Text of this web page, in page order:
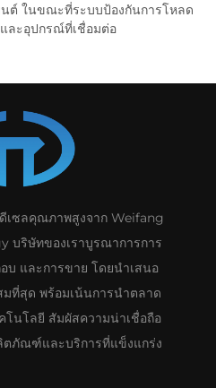
นต์ ในขณะที่ระบบป้องกันการโหลด
และอุปกรณ์ที่เชื่อมต่อ
เซลคุณภาพสูงจาก Weifang
บริษัทของเราบูรณาการการ
บ และการขาย โดยนำเสนอ
ที่สุด พร้อมเน้นการนำตลาด
โนโลยี สัมผัสความน่าเชื่อถือ
ตภัณฑ์และบริการที่แข็งแกร่ง